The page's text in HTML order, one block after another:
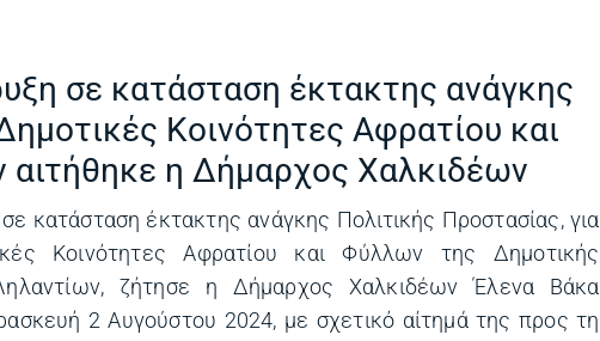
σε κατάσταση έκτακτης ανάγκης
Κοινότητες Αφρατίου και
η Δήμαρχος Χαλκιδέων
κατάσταση έκτακτης ανάγκης Πολιτικής Προστασίας, για
Κοινότητες Αφρατίου και Φύλλων της Δημοτικής
ζήτησε η Δήμαρχος Χαλκιδέων Έλενα Βάκα
2 Αυγούστου 2024, με σχετικό αίτημά της προς τη